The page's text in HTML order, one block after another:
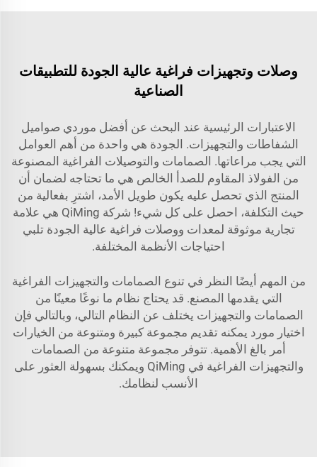
وصلات وتجهيزات فراغية عالية الجودة للتطبيقات
الصناعية
الاعتبارات الرئيسية عند البحث عن أفضل موردي صواميل
الشفاطات والتجهيزات. الجودة هي واحدة من أهم العوامل
التي يجب مراعاتها. الصمامات والتوصيلات الفراغية المصنوعة
من الفولاذ المقاوم للصدأ الخالص هي ما تحتاجه لضمان أن
المنتج الذي تحصل عليه يكون طويل الأمد، اشترِ بفعالية من
حيث التكلفة، احصل على كل شيء! شركة QiMing هي علامة
تجارية موثوقة لمعدات ووصلات فراغية عالية الجودة تلبي
احتياجات الأنظمة المختلفة.
من المهم أيضًا النظر في تنوع الصمامات والتجهيزات الفراغية
التي يقدمها المصنع. قد يحتاج نظام ما نوعًا معينًا من
الصمامات والتجهيزات يختلف عن النظام التالي، وبالتالي فإن
اختيار مورد يمكنه تقديم مجموعة كبيرة ومتنوعة من الخيارات
أمر بالغ الأهمية. تتوفر مجموعة متنوعة من الصمامات
والتجهيزات الفراغية في QiMing ويمكنك بسهولة العثور على
الأنسب لنظامك.